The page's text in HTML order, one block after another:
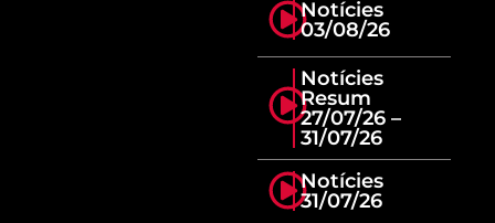
Notícies
03/08/26
Notícies
Resum
27/07/26 –
31/07/26
Notícies
31/07/26